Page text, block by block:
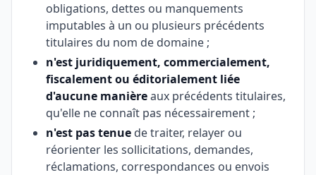
obligations, dettes ou manquements
imputables à un ou plusieurs précédents
titulaires du nom de domaine ;
n'est juridiquement, commercialement,
fiscalement ou éditorialement liée
d'aucune manièreaux précédents titulaires,
qu'elle ne connaît pas nécessairement ;
n'est pas tenue de traiter, relayer ou
réorienter les sollicitations, demandes,
réclamations, correspondances ou envois